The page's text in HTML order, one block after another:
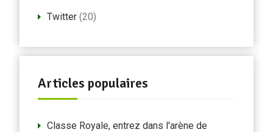
Twitter(20)
Articles populaires
Classe Royale, entrez dans l'arène de